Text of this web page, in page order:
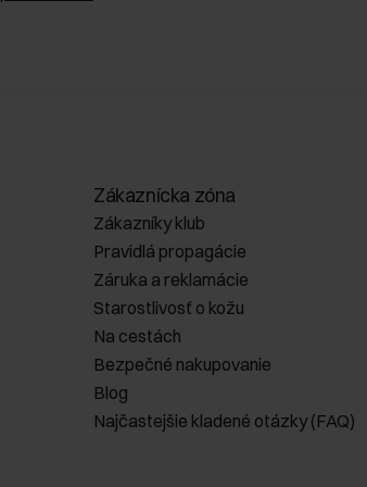
Zákaznícka zóna
Zákazníky klub
Pravidlá propagácie
Záruka a reklamácie
Starostlivosť o kožu
Na cestách
Bezpečné nakupovanie
Blog
Najčastejšie kladené otázky (FAQ)